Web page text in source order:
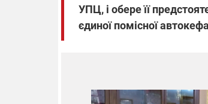
УПЦ, і обере її
єдиної помісної